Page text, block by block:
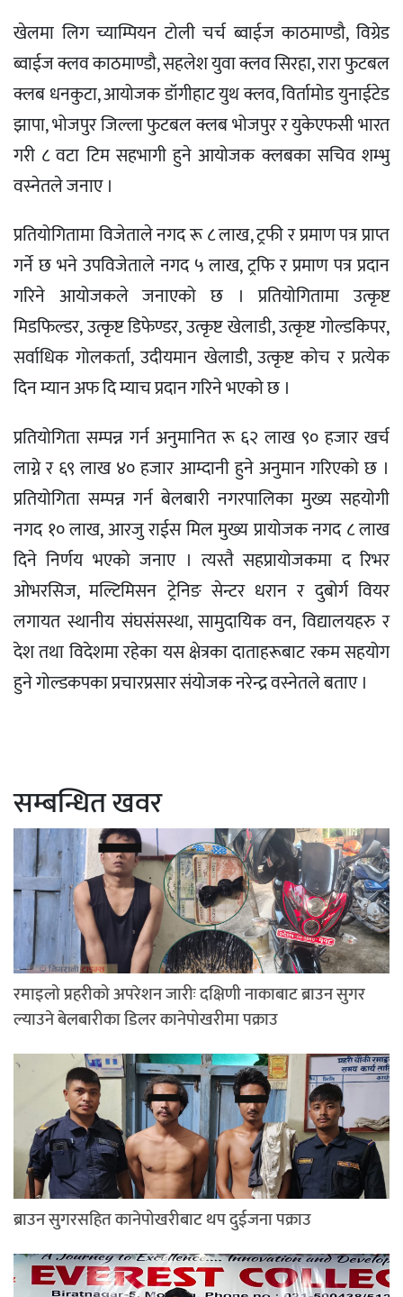
खेलमा लिग च्याम्पियन टोली चर्च ब्वाईज काठमाण्डौ, विग्रेड
ब्वाईज क्लव काठमाण्डौ, सहलेश युवा क्लव सिरहा, रारा फुटबल
क्लब धनकुटा, आयोजक डॉगीहाट युथ क्लव, विर्तामोड युनाईटेड
झापा, भोजपुर जिल्ला फुटबल क्लब भोजपुर र युकेएफसी भारत
गरी ८ वटा टिम सहभागी हुने आयोजक क्लबका सचिव शम्भु
वस्नेतले जनाए ।
प्रतियोगितामा विजेताले नगद रू ८ लाख, ट्रफी र प्रमाण पत्र प्राप्त
गर्ने छ भने उपविजेताले नगद ५ लाख, ट्रफि र प्रमाण पत्र प्रदान
गरिने आयोजकले जनाएको छ । प्रतियोगितामा उत्कृष्ट
मिडफिल्डर, उत्कृष्ट डिफेण्डर, उत्कृष्ट खेलाडी, उत्कृष्ट गोल्डकिपर,
सर्वाधिक गोलकर्ता, उदीयमान खेलाडी, उत्कृष्ट कोच र प्रत्येक
दिन म्यान अफ दि म्याच प्रदान गरिने भएको छ ।
प्रतियोगिता सम्पन्न गर्न अनुमानित रू ६२ लाख ९० हजार खर्च
लाग्ने र ६९ लाख ४० हजार आम्दानी हुने अनुमान गरिएको छ ।
प्रतियोगिता सम्पन्न गर्न बेलबारी नगरपालिका मुख्य सहयोगी
नगद १० लाख, आरजु राईस मिल मुख्य प्रायोजक नगद ८ लाख
दिने निर्णय भएको जनाए । त्यस्तै सहप्रायोजकमा द रिभर
ओभरसिज, मल्टिमिसन ट्रेनिङ सेन्टर धरान र दुबोर्ग वियर
लगायत स्थानीय संघसंसस्था, सामुदायिक वन, विद्यालयहरु र
देश तथा विदेशमा रहेका यस क्षेत्रका दाताहरूबाट रकम सहयोग
हुने गोल्डकपका प्रचारप्रसार संयोजक नरेन्द्र वस्नेतले बताए ।
सम्बन्धित खवर
रमाइलो प्रहरीको अपरेशन जारीः दक्षिणी नाकाबाट ब्राउन सुगर
ल्याउने बेलबारीका डिलर कानेपोखरीमा पक्राउ
ब्राउन सुगरसहित कानेपोखरीबाट थप दुईजना पक्राउ